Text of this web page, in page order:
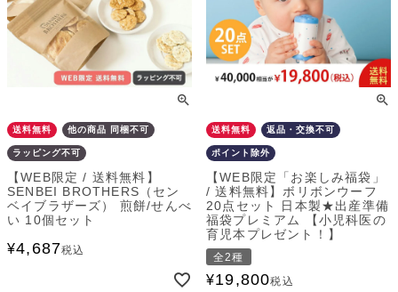
送料無料 他の商品 同梱不可
ラッピング不可
【WEB限定 / 送料無料】
SENBEI BROTHERS（セン
ベイブラザーズ） 煎餅/せんべ
い 10個セット
¥4,687税込
送料無料 返品・交換不可
ポイント除外
【WEB限定「お楽しみ福袋」
/ 送料無料】ボリボンウーフ
20点セット 日本製★出産準備
福袋プレミアム 【小児科医の
育児本プレゼント！】
全2種
¥19,800税込